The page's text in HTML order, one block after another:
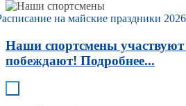
на майские праздники 2026
Наши спортсмены
побеждают! Подробнее...